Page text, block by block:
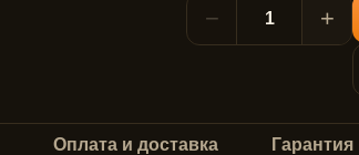
− +
Оплата и доставка Гарантия